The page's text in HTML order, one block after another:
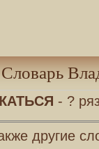
Словарь
- ?
другие